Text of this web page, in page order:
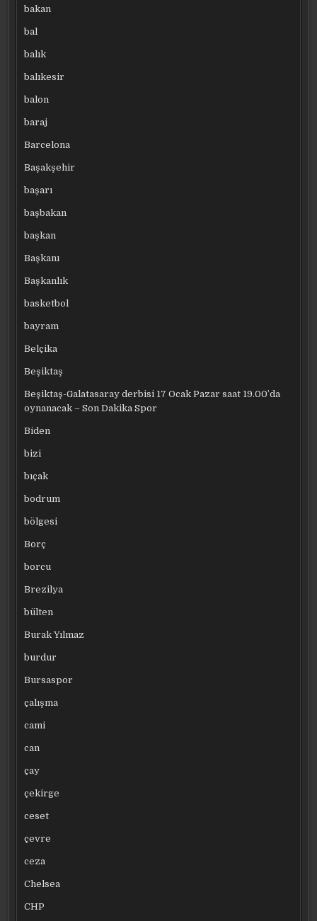
bakan
bal
balık
balıkesir
balon
baraj
Barcelona
Başakşehir
başarı
başbakan
başkan
Başkanı
Başkanlık
basketbol
bayram
Belçika
Beşiktaş
Beşiktaş-Galatasaray derbisi 17 Ocak Pazar saat 19.00’da
oynanacak – Son Dakika Spor
Biden
bizi
bıçak
bodrum
bölgesi
Borç
borcu
Brezilya
bülten
Burak Yılmaz
burdur
Bursaspor
çalışma
cami
can
çay
çekirge
ceset
çevre
ceza
Chelsea
CHP